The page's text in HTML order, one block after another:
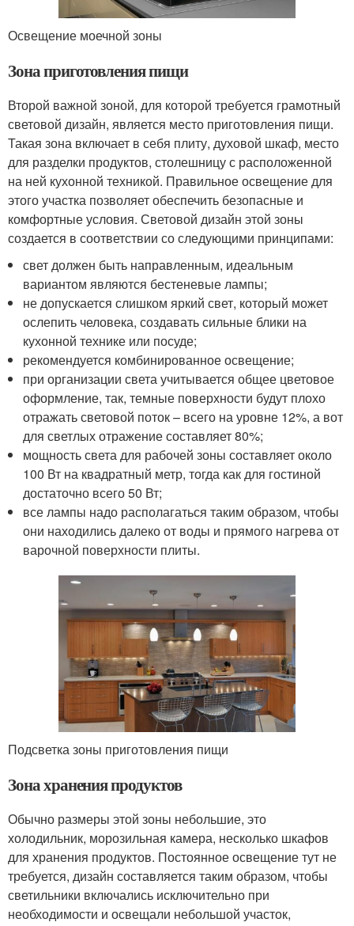
Освещение моечной зоны
Зона приготовления пищи
Второй важной зоной, для которой требуется грамотный
световой дизайн, является место приготовления пищи.
Такая зона включает в себя плиту, духовой шкаф, место
для разделки продуктов, столешницу с расположенной
на ней кухонной техникой. Правильное освещение для
этого участка позволяет обеспечить безопасные и
комфортные условия. Световой дизайн этой зоны
создается в соответствии со следующими принципами:
свет должен быть направленным, идеальным
вариантом являются бестеневые лампы;
не допускается слишком яркий свет, который может
ослепить человека, создавать сильные блики на
кухонной технике или посуде;
рекомендуется комбинированное освещение;
при организации света учитывается общее цветовое
оформление, так, темные поверхности будут плохо
отражать световой поток – всего на уровне 12%, а вот
для светлых отражение составляет 80%;
мощность света для рабочей зоны составляет около
100 Вт на квадратный метр, тогда как для гостиной
достаточно всего 50 Вт;
все лампы надо располагаться таким образом, чтобы
они находились далеко от воды и прямого нагрева от
варочной поверхности плиты.
Подсветка зоны приготовления пищи
Зона хранения продуктов
Обычно размеры этой зоны небольшие, это
холодильник, морозильная камера, несколько шкафов
для хранения продуктов. Постоянное освещение тут не
требуется, дизайн составляется таким образом, чтобы
светильники включались исключительно при
необходимости и освещали небольшой участок,